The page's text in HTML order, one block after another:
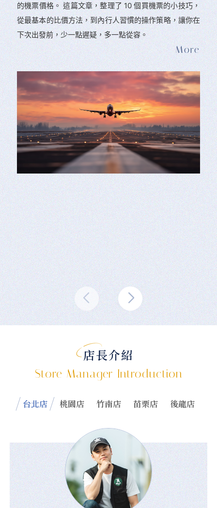
的機票價格。 這篇文章，整理了 10 個買機票的小技巧，
從最基本的比價方法，到內行人習慣的操作策略，讓你在
下次出發前，少一點遲疑，多一點從容。
店長介紹
Store Manager Introduction
台北店 桃園店 竹南店 苗栗店 後龍店